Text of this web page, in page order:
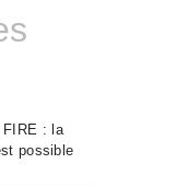
FIRE : la
possible